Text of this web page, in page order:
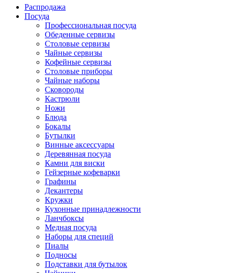
Распродажа
Посуда
Профессиональная посуда
Обеденные сервизы
Столовые сервизы
Чайные сервизы
Кофейные сервизы
Столовые приборы
Чайные наборы
Сковороды
Кастрюли
Ножи
Блюда
Бокалы
Бутылки
Винные аксессуары
Деревянная посуда
Камни для виски
Гейзерные кофеварки
Графины
Декантеры
Кружки
Кухонные принадлежности
Ланчбоксы
Медная посуда
Наборы для специй
Пиалы
Подносы
Подставки для бутылок